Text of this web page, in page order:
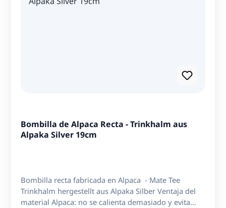
Bombilla de Alpaca Recta - Trinkhalm aus
Alpaka Silver 19cm
Bombilla recta fabricada en Alpaca - Mate Tee
Trinkhalm hergestellt aus Alpaka Silber Ventaja del
material Alpaca: no se calienta demasiado y evita